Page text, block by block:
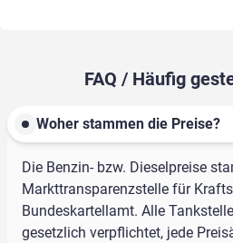
FAQ / Häufig
Woher stammen die Preise?
Die Benzin- bzw. Dieselpreise
Markttransparenzstelle für
Bundeskartellamt. Alle
gesetzlich verpflichtet, jede